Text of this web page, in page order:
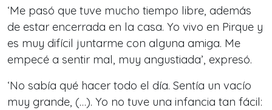
‘Me pasó que tuve mucho tiempo libre, además
de estar encerrada en la casa. Yo vivo en Pirque y
es muy difícil juntarme con alguna amiga. Me
empecé a sentir mal, muy angustiada’, expresó.
‘No sabía qué hacer todo el día. Sentía un vacío
muy grande, (…). Yo no tuve una infancia tan fácil: